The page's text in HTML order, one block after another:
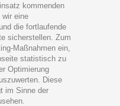
kommenden
wir eine
die fortlaufende
sicherstellen. Zum
Maßnahmen ein,
statistisch zu
Optimierung
Diese
im Sinne der